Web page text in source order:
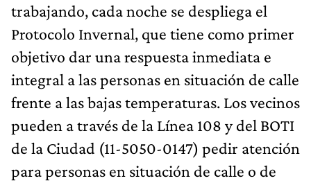
trabajando, cada noche se despliega el
Protocolo Invernal, que tiene como primer
objetivo dar una respuesta inmediata e
integral a las personas en situación de calle
frente a las bajas temperaturas. Los vecinos
pueden a través de la Línea 108 y del BOTI
de la Ciudad (11-5050-0147) pedir atención
para personas en situación de calle o de